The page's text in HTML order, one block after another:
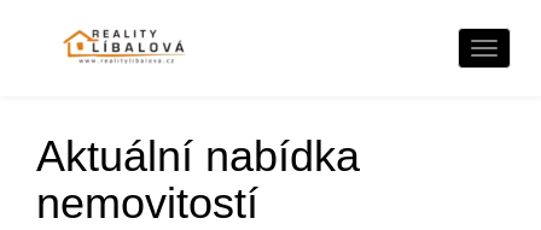
Aktuální nabídka
nemovitostí